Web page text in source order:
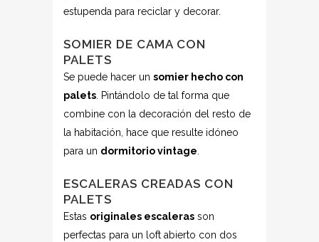
estupenda para reciclar y decorar.
SOMIER DE CAMA CON
PALETS
Se puede hacer un somier hecho con
palets . Pintándolo de tal forma que
combine con la decoración del resto de
la habitación, hace que resulte idóneo
para un dormitorio vintage
ESCALERAS CREADAS CON
PALETS
Estas originales escaleras son
perfectas para un loft abierto con dos